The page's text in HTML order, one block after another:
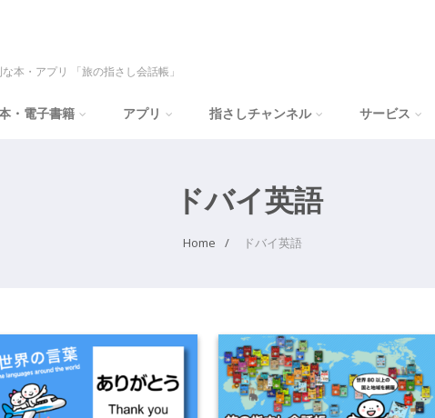
本・アプリ 「旅の指さし会話帳」
・電子書籍 アプリ 指さしチャンネル サービス
ドバイ英語
Home ドバイ英語